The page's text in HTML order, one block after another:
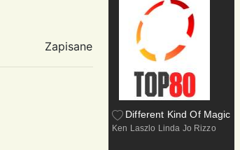
Zapisane
Different Kind Of Magic
Ken Laszlo Linda Jo Rizzo